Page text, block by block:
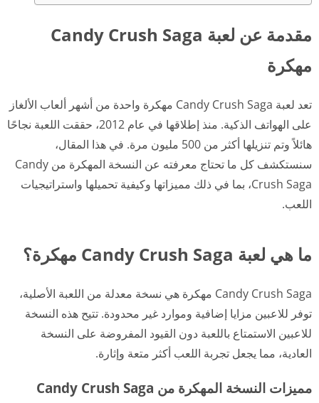
مقدمة عن لعبة Candy Crush Saga
مهكرة
تعد لعبة Candy Crush Saga مهكرة واحدة من أشهر ألعاب الألغاز
على الهواتف الذكية. منذ إطلاقها في عام 2012، حققت اللعبة نجاحًا
هائلاً وتم تنزيلها أكثر من 500 مليون مرة. في هذا المقال،
سنستكشف كل ما تحتاج معرفته عن النسخة المهكرة من Candy
Crush Saga، بما في ذلك مميزاتها وكيفية تحميلها واستراتيجيات
اللعب.
ما هي لعبة Candy Crush Saga مهكرة؟
Candy Crush Saga مهكرة هي نسخة معدلة من اللعبة الأصلية،
توفر للاعبين مزايا إضافية وموارد غير محدودة. تتيح هذه النسخة
للاعبين الاستمتاع باللعبة دون القيود المفروضة على النسخة
العادية، مما يجعل تجربة اللعب أكثر متعة وإثارة.
مميزات النسخة المهكرة من Candy Crush Saga